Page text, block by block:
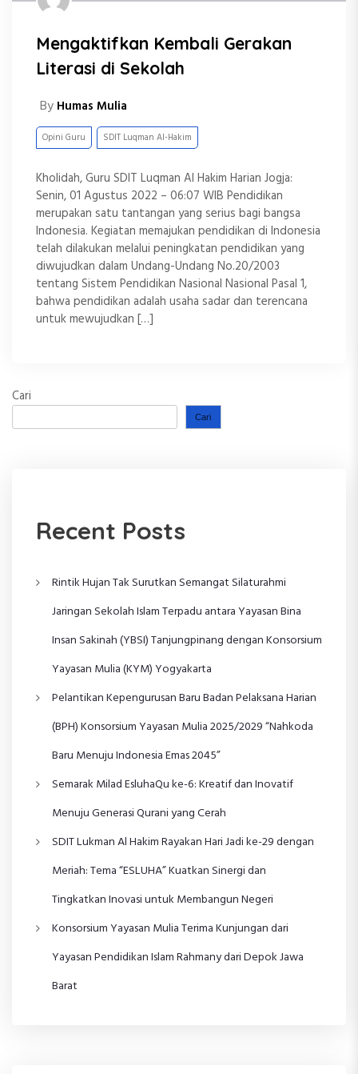
Mengaktifkan Kembali Gerakan
Literasi di Sekolah
By Humas Mulia
Opini Guru SDIT Luqman Al-Hakim
Kholidah, Guru SDIT Luqman Al Hakim Harian Jogja:
Senin, 01 Agustus 2022 – 06:07 WIB Pendidikan
merupakan satu tantangan yang serius bagi bangsa
Indonesia. Kegiatan memajukan pendidikan di Indonesia
telah dilakukan melalui peningkatan pendidikan yang
diwujudkan dalam Undang-Undang No.20/2003
tentang Sistem Pendidikan Nasional Nasional Pasal 1,
bahwa pendidikan adalah usaha sadar dan terencana
untuk mewujudkan […]
Cari
Cari
Recent Posts
Rintik Hujan Tak Surutkan Semangat Silaturahmi
Jaringan Sekolah Islam Terpadu antara Yayasan Bina
Insan Sakinah (YBSI) Tanjungpinang dengan Konsorsium
Yayasan Mulia (KYM) Yogyakarta
Pelantikan Kepengurusan Baru Badan Pelaksana Harian
(BPH) Konsorsium Yayasan Mulia 2025/2029 “Nahkoda
Baru Menuju Indonesia Emas 2045”
Semarak Milad EsluhaQu ke-6: Kreatif dan Inovatif
Menuju Generasi Qurani yang Cerah
SDIT Lukman Al Hakim Rayakan Hari Jadi ke-29 dengan
Meriah: Tema “ESLUHA” Kuatkan Sinergi dan
Tingkatkan Inovasi untuk Membangun Negeri
Konsorsium Yayasan Mulia Terima Kunjungan dari
Yayasan Pendidikan Islam Rahmany dari Depok Jawa
Barat